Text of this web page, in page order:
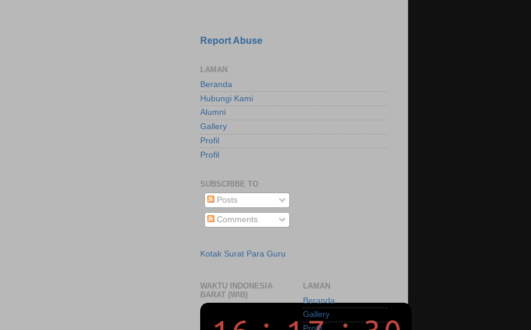
Report Abuse
LAMAN
Beranda
Hubungi Kami
Alumni
Gallery
Profil
Profil
SUBSCRIBE TO
Posts
Comments
Kotak Surat Para Guru
WAKTU INDONESIA
BARAT (WIB)
LAMAN
Beranda
Gallery